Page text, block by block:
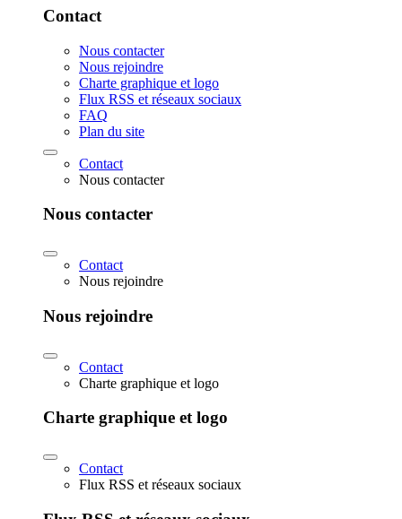
Contact
Nous contacter
Nous rejoindre
Charte graphique et logo
Flux RSS et réseaux sociaux
FAQ
Plan du site
Contact
Nous contacter
Nous contacter
Contact
Nous rejoindre
Nous rejoindre
Contact
Charte graphique et logo
Charte graphique et logo
Contact
Flux RSS et réseaux sociaux